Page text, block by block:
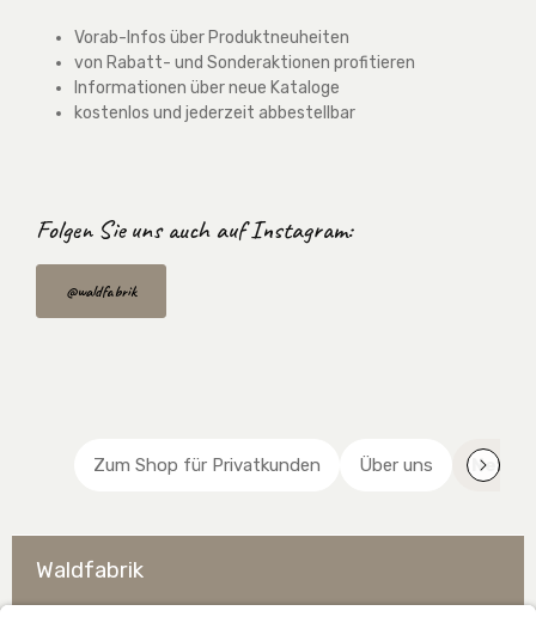
Vorab-Infos über Produktneuheiten
von Rabatt- und Sonderaktionen profitieren
Informationen über neue Kataloge
kostenlos und jederzeit abbestellbar
Folgen Sie uns auchauf Instagram:
@waldfabrik
Zum Shop für Privatkunden Über uns
Waldfabrik